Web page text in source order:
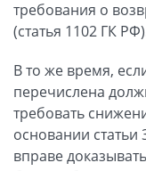
требования о
(статья 1102 ГК
В то же время,
перечислена
требовать
основании
вправе